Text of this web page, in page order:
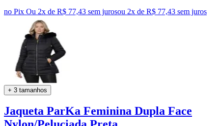
no Pix Ou 2x de R$ 77,43 sem jurosou 2x de R$ 77,43 sem juros
+ 3 tamanhos
Jaqueta ParKa Feminina Dupla Face